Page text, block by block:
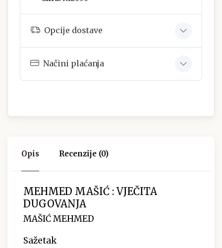
Opcije dostave
Načini plaćanja
Opis Recenzije (0)
MEHMED MAŠIĆ : VJEČITA
DUGOVANJA
MAŠIĆ MEHMED
Sažetak